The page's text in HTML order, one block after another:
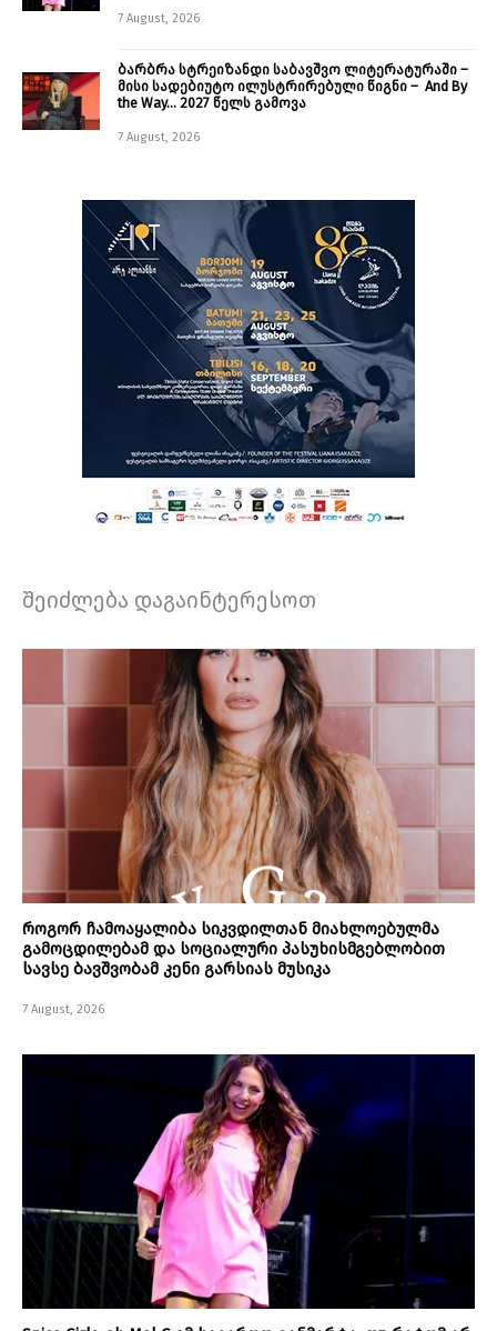
7 August, 2026
ბარბრა სტრეიზანდი საბავშვო ლიტერატურაში –
მისი სადებიუტო ილუსტრირებული წიგნი – And By
the Way… 2027 წელს გამოვა
7 August, 2026
შეიძლება დაგაინტერესოთ
როგორ ჩამოაყალიბა სიკვდილთან მიახლოებულმა
გამოცდილებამ და სოციალური პასუხისმგებლობით
სავსე ბავშვობამ კენი გარსიას მუსიკა
7 August, 2026